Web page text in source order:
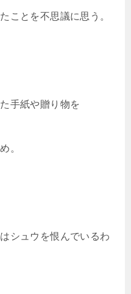
ことを不思議に思う。
手紙や贈り物を
。
シュウを恨んでいるわ